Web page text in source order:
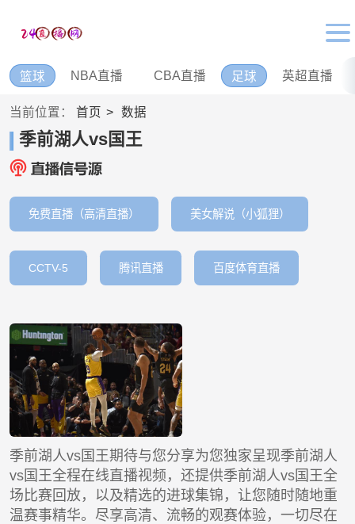
篮球 NBA直播 CBA直播 足球 英超直播
当前位置： 首页 数据
季前湖人vs国王
免费直播（高清直播） 美女解说（小狐狸）
CCTV-5 腾讯直播 百度体育直播
季前湖人vs国王期待与您分享为您独家呈现季前湖人
vs国王全程在线直播视频，还提供季前湖人vs国王全
场比赛回放，以及精选的进球集锦，让您随时随地重
温赛事精华。尽享高清、流畅的观赛体验，一切尽在